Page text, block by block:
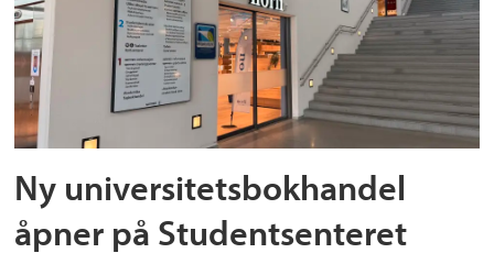
Ny universitetsbokhandel
åpner på Studentsenteret